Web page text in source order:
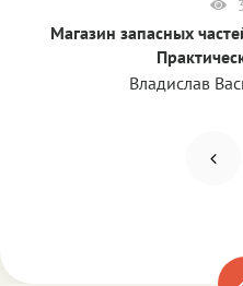
Магазин запасных
Владислав